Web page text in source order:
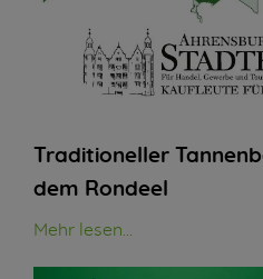
Traditioneller
dem Rondeel
Mehr lesen...